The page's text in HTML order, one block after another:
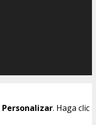
Personalizar. Haga clic